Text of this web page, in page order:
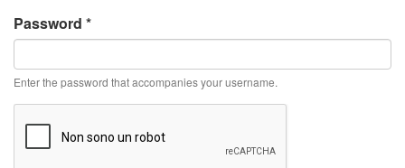
Password *
Enter the password that accompanies your username.